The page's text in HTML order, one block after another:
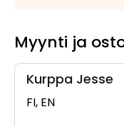
Myynti ja
Kurppa Jesse
FI, EN